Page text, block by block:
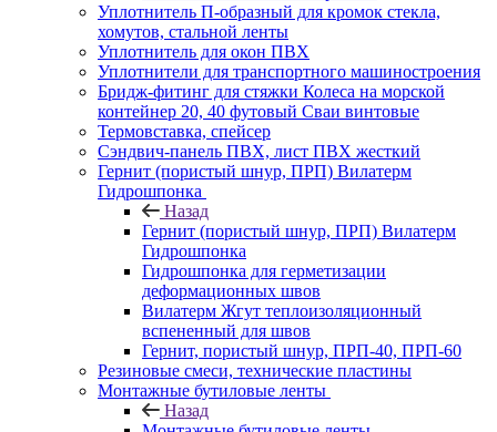
Уплотнитель П-образный для кромок стекла,
хомутов, стальной ленты
Уплотнитель для окон ПВХ
Уплотнители для транспортного машиностроения
Бридж-фитинг для стяжки Колеса на морской
контейнер 20, 40 футовый Сваи винтовые
Термовставка, спейсер
Сэндвич-панель ПВХ, лист ПВХ жесткий
Гернит (пористый шнур, ПРП) Вилатерм
Гидрошпонка
Назад
Гернит (пористый шнур, ПРП) Вилатерм
Гидрошпонка
Гидрошпонка для герметизации
деформационных швов
Вилатерм Жгут теплоизоляционный
вспененный для швов
Гернит, пористый шнур, ПРП-40, ПРП-60
Резиновые смеси, технические пластины
Монтажные бутиловые ленты
Назад